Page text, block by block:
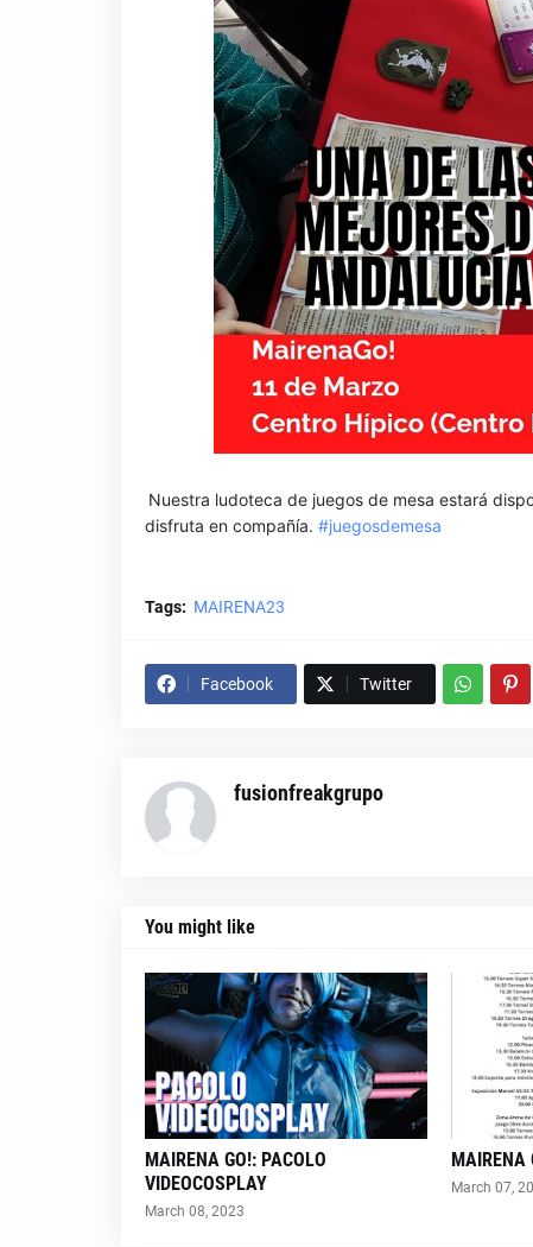
Nuestra ludoteca de juegos de mesa estará
disfruta en compañía. #juegosdemesa
Tags: MAIRENA23
Facebook Twitter
fusionfreakgrupo
You might like
MAIRENA GO!: PACOLO
VIDEOCOSPLAY
March 08, 2023
MAIRENA
March 07,